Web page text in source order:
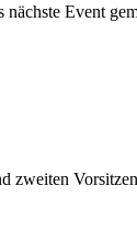
Event